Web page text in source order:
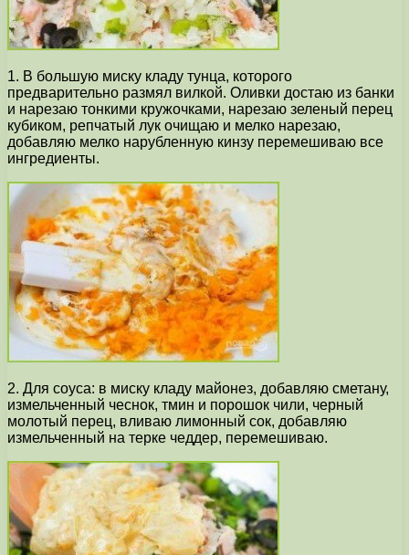
1. В большую миску кладу тунца, которого
предварительно размял вилкой. Оливки достаю из банки
и нарезаю тонкими кружочками, нарезаю зеленый перец
кубиком, репчатый лук очищаю и мелко нарезаю,
добавляю мелко нарубленную кинзу перемешиваю все
ингредиенты.
2. Для соуса: в миску кладу майонез, добавляю сметану,
измельченный чеснок, тмин и порошок чили, черный
молотый перец, вливаю лимонный сок, добавляю
измельченный на терке чеддер, перемешиваю.